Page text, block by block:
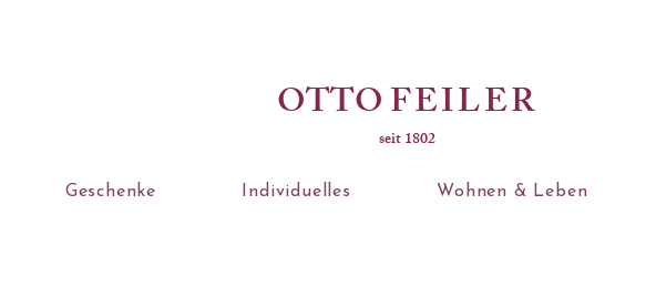
OTTOFEILER
seit 1802
Geschenke Individuelles Wohnen & Leben